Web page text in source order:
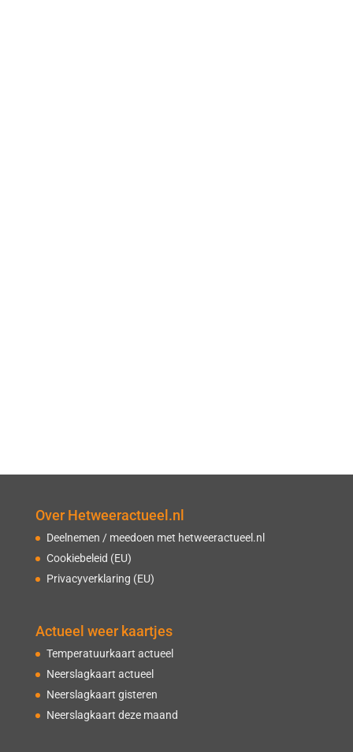
Over Hetweeractueel.nl
Deelnemen / meedoen met hetweeractueel.nl
Cookiebeleid (EU)
Privacyverklaring (EU)
Actueel weer kaartjes
Temperatuurkaart actueel
Neerslagkaart actueel
Neerslagkaart gisteren
Neerslagkaart deze maand